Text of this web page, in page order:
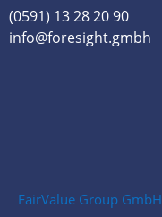
(0591) 13 28 20 90
info@foresight.gmbh
FairValue Group GmbH